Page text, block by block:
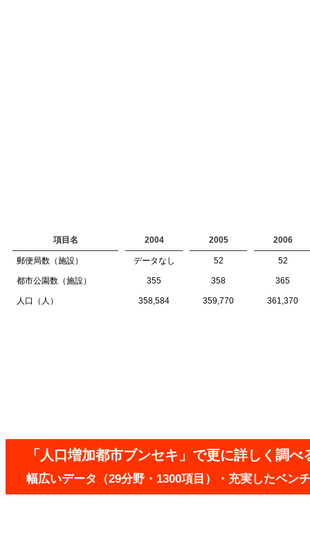
項目名 2004 2005 2006
郵便局数（施設） データなし 52 52
都市公園数（施設） 355 358 365
人口（人） 358,584 359,770 361,370
「人口増加都市ブンセキ」で更に詳しく調べ
幅広いデータ（29分野・1300項目）・充実したベン